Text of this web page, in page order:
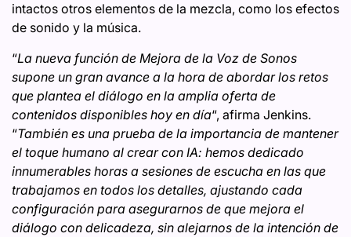
intactos otros elementos de la mezcla, como los efectos
de sonido y la música.
“La nueva función de Mejora de la Voz de Sonos
supone un gran avance a la hora de abordar los retos
que plantea el diálogo en la amplia oferta de
contenidos disponibles hoy en día“, afirma Jenkins.
“También es una prueba de la importancia de mantener
el toque humano al crear con IA: hemos dedicado
innumerables horas a sesiones de escucha en las que
trabajamos en todos los detalles, ajustando cada
configuración para asegurarnos de que mejora el
diálogo con delicadeza, sin alejarnos de la intención de